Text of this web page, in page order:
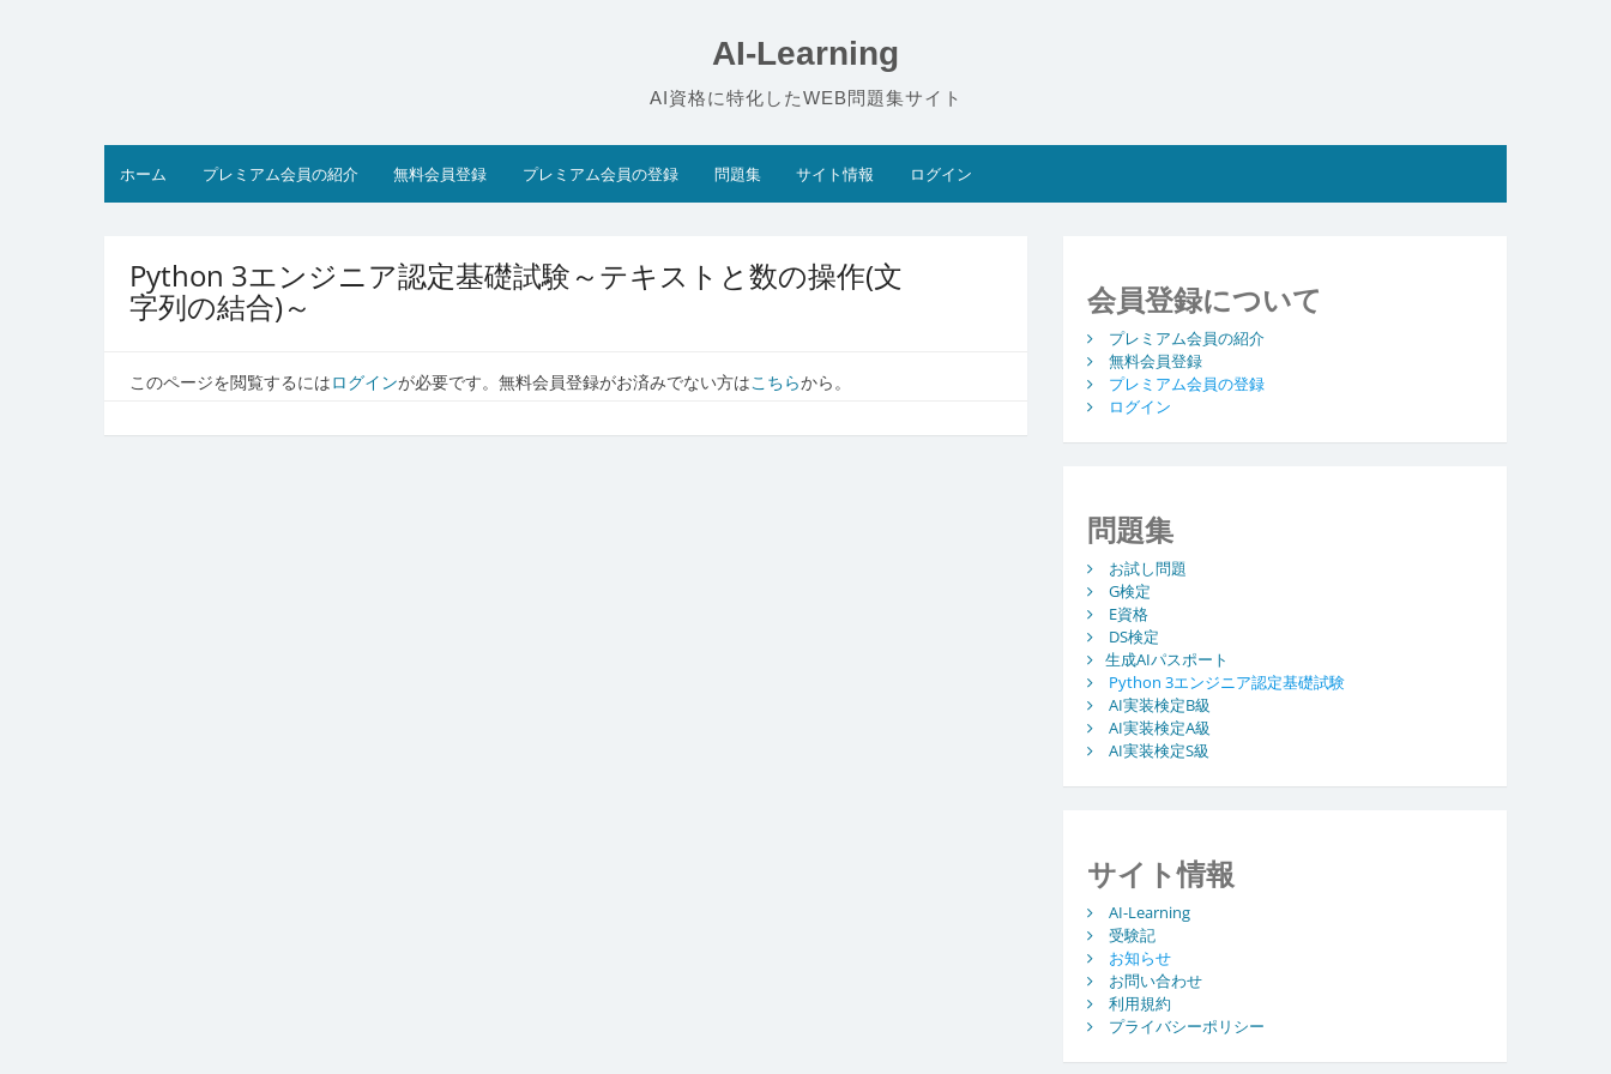
AI-Learning
AI資格に特化したWEB問題集サイト
ホーム プレミアム会員の紹介 無料会員登録 プレミアム会員の登録 問題集 サイト情報 ログイン
Python 3エンジニア認定基礎試験～テキストと数の操作(文
字列の結合)～
このページを閲覧するにはログインが必要です。無料会員登録がお済みでない方はこちらから。
会員登録について
プレミアム会員の紹介
無料会員登録
プレミアム会員の登録
ログイン
問題集
お試し問題
G検定
E資格
DS検定
生成AIパスポート
Python 3エンジニア認定基礎試験
AI実装検定B級
AI実装検定A級
AI実装検定S級
サイト情報
AI-Learning
受験記
お知らせ
お問い合わせ
利用規約
プライバシーポリシー